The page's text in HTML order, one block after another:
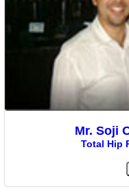
Mr. Soji
Total Hip